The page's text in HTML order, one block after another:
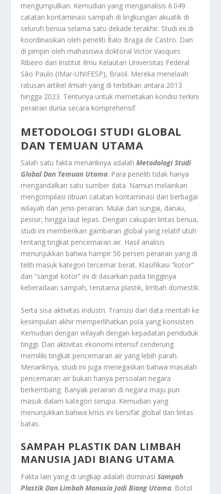
mengumpulkan. Kemudian yang menganalisis 6.049
catatan kontaminasi sampah di lingkungan akuatik di
seluruh benua selama satu dekade terakhir. Studi ini di
koordinasikan oleh peneliti Ítalo Braga de Castro. Dan
di pimpin oleh mahasiswa doktoral Victor Vasques
Ribeiro dari Institut Ilmu Kelautan Universitas Federal
São Paulo (IMar-UNIFESP), Brasil. Mereka menelaah
ratusan artikel ilmiah yang di terbitkan antara 2013
hingga 2023. Tentunya untuk memetakan kondisi terkini
perairan dunia secara komprehensif.
METODOLOGI STUDI GLOBAL
DAN TEMUAN UTAMA
Salah satu fakta menariknya adalahMetodologi Studi
Global Dan Temuan Utama. Para peneliti tidak hanya
mengandalkan satu sumber data. Namun melainkan
mengompilasi ribuan catatan kontaminasi dari berbagai
wilayah dan jenis perairan. Mulai dari sungai, danau,
pesisir, hingga laut lepas. Dengan cakupan lintas benua,
studi ini memberikan gambaran global yang relatif utuh
tentang tingkat pencemaran air. Hasil analisis
menunjukkan bahwa hampir 50 persen perairan yang di
teliti masuk kategori tercemar berat. Klasifikasi “kotor”
dan “sangat kotor” ini di dasarkan pada tingginya
keberadaan sampah, terutama plastik, limbah domestik.
Serta sisa aktivitas industri. Transisi dari data mentah ke
kesimpulan akhir memperlihatkan pola yang konsisten.
Kemudian dengan wilayah dengan kepadatan penduduk
tinggi. Dan aktivitas ekonomi intensif cenderung
memiliki tingkat pencemaran air yang lebih parah.
Menariknya, studi ini juga menegaskan bahwa masalah
pencemaran air bukan hanya persoalan negara
berkembang. Banyak perairan di negara maju pun
masuk dalam kategori serupa. Kemudian yang
menunjukkan bahwa krisis ini bersifat global dan lintas
batas.
SAMPAH PLASTIK DAN LIMBAH
MANUSIA JADI BIANG UTAMA
Fakta lain yang di ungkap adalah dominasiSampah
Plastik Dan Limbah Manusia Jadi Biang Utama. Botol